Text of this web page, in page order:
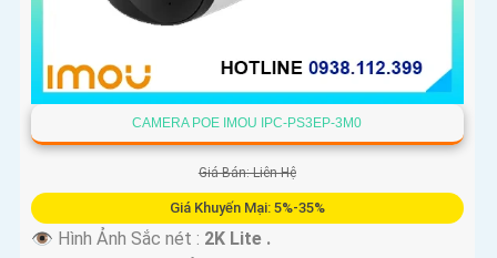
CAMERA POE IMOU IPC-PS3EP-3M0
Giá Bán: Liên Hệ
Giá Khuyến Mại: 5%-35%
👁 Hình Ảnh Sắc nét : 2K Lite .